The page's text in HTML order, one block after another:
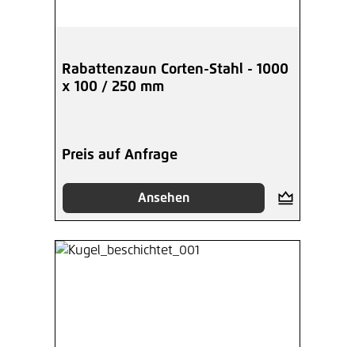
Rabattenzaun Corten-Stahl - 1000
x 100 / 250 mm
Preis auf Anfrage
Ansehen